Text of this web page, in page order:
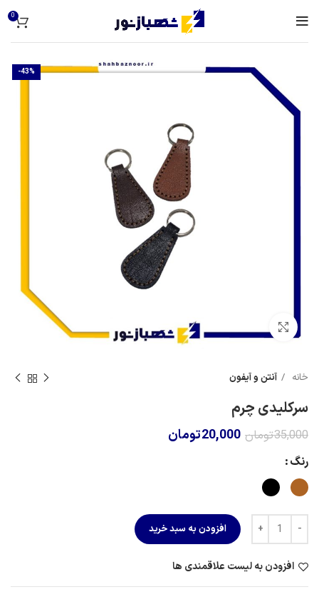
0
-43%
برای بزرگنمایی کلیک کنید
خانه آنتن و آیفون
سرکلیدی چرم
35,000تومان 20,000تومان
رنگ
افزودن به سبد خرید
افزودن به لیست علاقمندی ها